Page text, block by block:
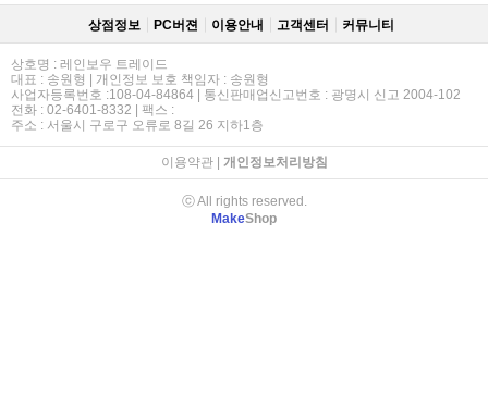
상점정보 PC버젼 이용안내 고객센터 커뮤니티
상호명 : 레인보우 트레이드
대표 : 송원형 | 개인정보 보호 책임자 : 송원형
사업자등록번호 :108-04-84864 | 통신판매업신고번호 : 광명시 신고 2004-102
전화 : 02-6401-8332 | 팩스 :
주소 : 서울시 구로구 오류로 8길 26 지하1층
이용약관| 개인정보처리방침
ⓒ All rights reserved.
MakeShop